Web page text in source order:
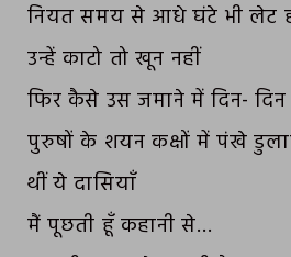
नियत समय से आधे घंटे भी लेट
उन्हें काटो तो खून नहीं
फिर कैसे उस जमाने में दिन- दिन
पुरुषों के शयन कक्षों में पंखे
थीं ये दासियाँ
मैं पूछती हूँ कहानी से…